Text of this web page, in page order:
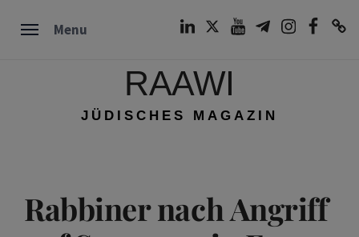
Menu
RAAWI
JÜDISCHES MAGAZIN
Rabbiner nach Angriff